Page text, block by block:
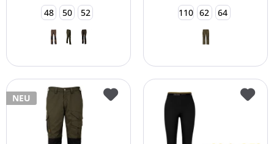
48 50 52 110 62 64
NEU